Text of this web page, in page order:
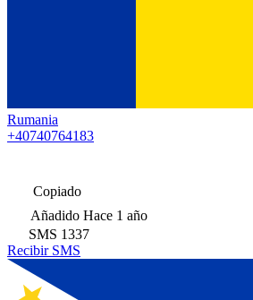
Rumania
+40740764183
Copiado
Añadido Hace 1 año
SMS 1337
Recibir SMS